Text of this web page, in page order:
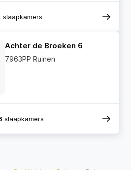
slaapkamers
Achter de Broeken 6
7963PP Ruinen
slaapkamers